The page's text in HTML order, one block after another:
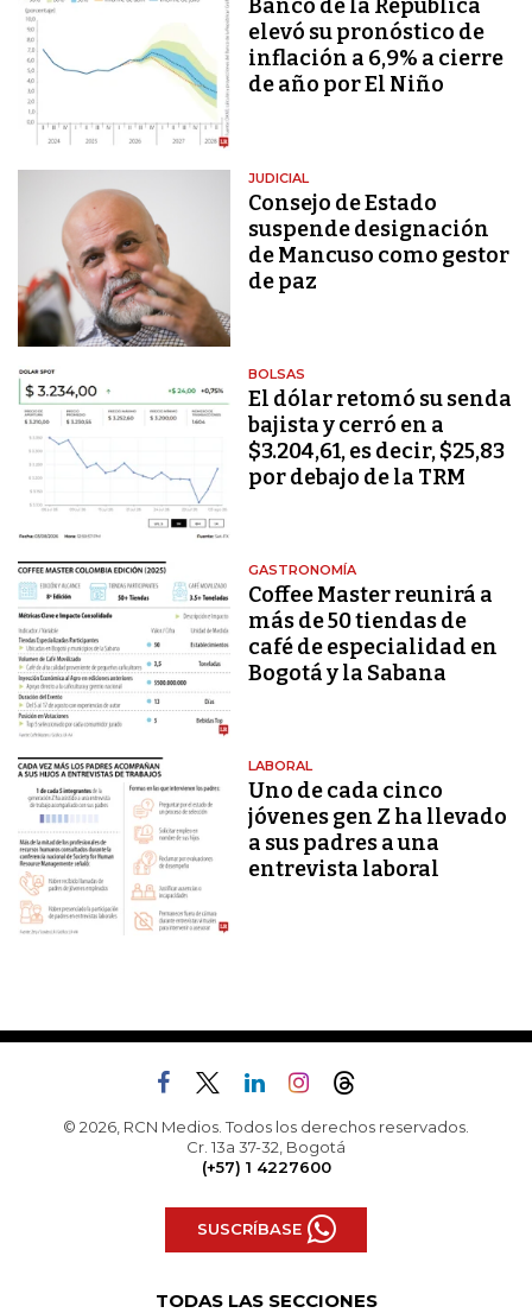
Banco de la República
elevó su pronóstico de
inflación a 6,9% a cierre
de año por El Niño
JUDICIAL
Consejo de Estado
suspende designación
de Mancuso como gestor
de paz
BOLSAS
El dólar retomó su senda
bajista y cerró en a
$3.204,61, es decir, $25,83
por debajo de la TRM
GASTRONOMÍA
Coffee Master reunirá a
más de 50 tiendas de
café de especialidad en
Bogotá y la Sabana
LABORAL
Uno de cada cinco
jóvenes gen Z ha llevado
a sus padres a una
entrevista laboral
© 2026, RCN Medios. Todos los derechos reservados.
Cr. 13a 37-32, Bogotá
(+57) 1 4227600
SUSCRÍBASE
TODAS LAS SECCIONES